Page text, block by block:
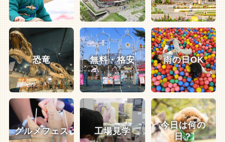
恐竜 無料・格安 雨の日OK
グルメフェス 工場見学
今日は何の
日？